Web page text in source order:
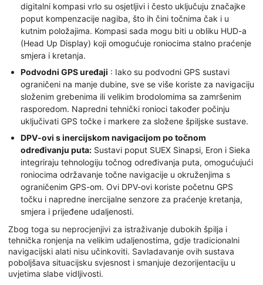
digitalni kompasi vrlo su osjetljivi i često uključuju značajke
poput kompenzacije nagiba, što ih čini točnima čak i u
kutnim položajima. Kompasi sada mogu biti u obliku HUD-a
(Head Up Display) koji omogućuje roniocima stalno praćenje
smjera i kretanja.
Podvodni GPS uređaji : Iako su podvodni GPS sustavi
ograničeni na manje dubine, sve se više koriste za navigaciju
složenim grebenima ili velikim brodolomima sa zamršenim
rasporedom. Napredni tehnički ronioci također počinju
uključivati GPS točke i markere za složene špiljske sustave.
DPV-ovi s inercijskom navigacijom po točnom
određivanju puta: Sustavi poput SUEX Sinapsi, Eron i Sieka
integriraju tehnologiju točnog određivanja puta, omogućujući
roniocima održavanje točne navigacije u okruženjima s
ograničenim GPS-om. Ovi DPV-ovi koriste početnu GPS
točku i napredne inercijalne senzore za praćenje kretanja,
smjera i prijeđene udaljenosti.
Zbog toga su neprocjenjivi za istraživanje dubokih špilja i
tehnička ronjenja na velikim udaljenostima, gdje tradicionalni
navigacijski alati nisu učinkoviti. Savladavanje ovih sustava
poboljšava situacijsku svjesnost i smanjuje dezorijentaciju u
uvjetima slabe vidljivosti.